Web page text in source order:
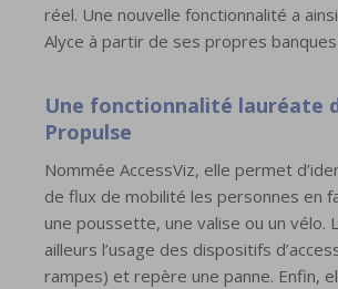
réel. Une nouvelle fonctionnalité a
Alyce à partir de ses propres banques
Une fonctionnalité lauréate
Propulse
Nommée AccessViz, elle permet
de flux de mobilité les personnes en
une poussette, une valise ou un vélo.
ailleurs l’usage des dispositifs
rampes) et repère une panne. Enfin,